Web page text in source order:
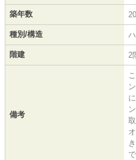
築年数
種別/構造
階建 2
備考